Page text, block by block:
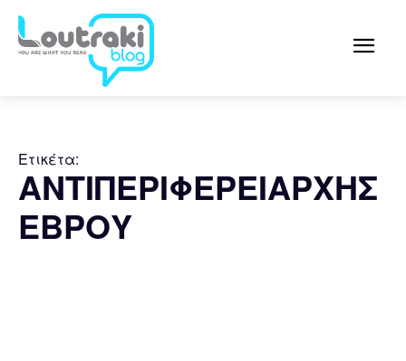
Ετικέτα:
ΑΝΤΙΠΕΡΙΦΕΡΕΙΑΡΧΗΣ
ΕΒΡΟΥ